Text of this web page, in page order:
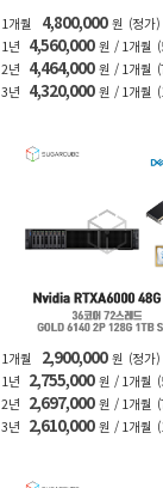
1개월 4,800,000 원
(정가)
1년
4,560,000 원 / 1개월
2년
4,464,000 원 / 1개월
3년
4,320,000 원 / 1개월
1개월 2,900,000 원
(정가)
1년
2,755,000 원 / 1개월
2년
2,697,000 원 / 1개월
3년
2,610,000 원 / 1개월